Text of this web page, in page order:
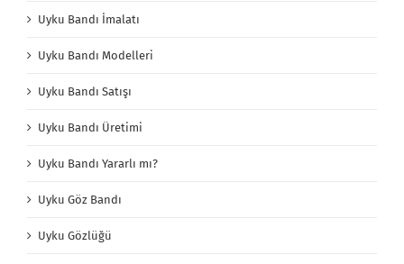
Uyku Bandı İmalatı
Uyku Bandı Modelleri
Uyku Bandı Satışı
Uyku Bandı Üretimi
Uyku Bandı Yararlı mı?
Uyku Göz Bandı
Uyku Gözlüğü